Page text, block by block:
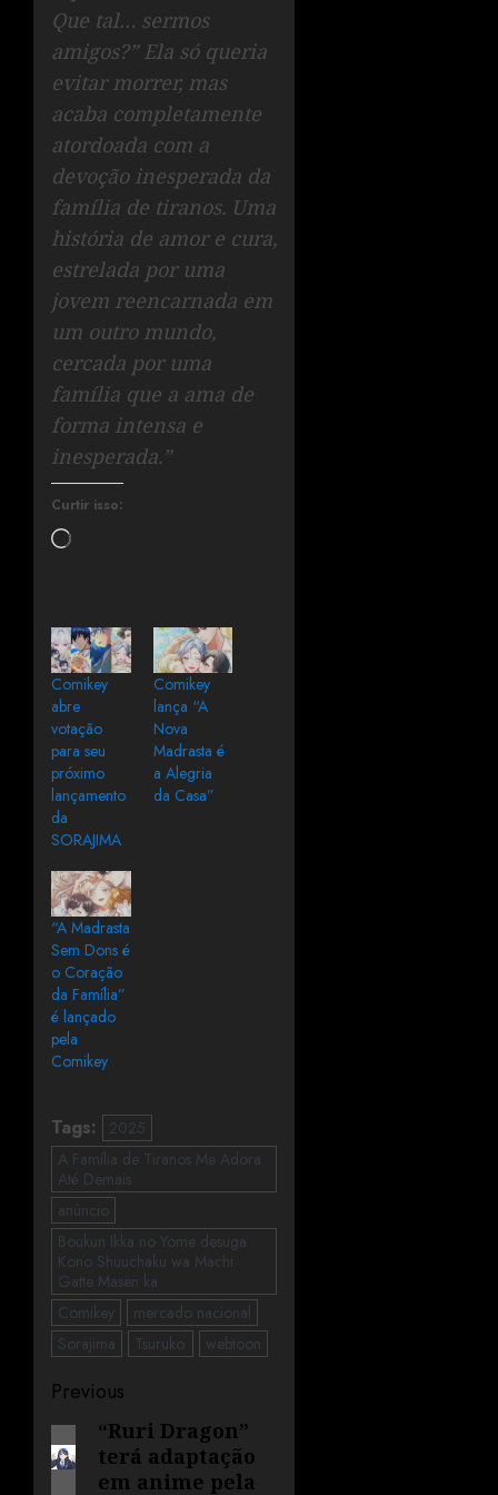
Que tal… sermos
amigos?” Ela só queria
evitar morrer, mas
acaba completamente
atordoada com a
devoção inesperada da
família de tiranos. Uma
história de amor e cura,
estrelada por uma
jovem reencarnada em
um outro mundo,
cercada por uma
família que a ama de
forma intensa e
inesperada.”
Curtir isso:
Comikey
abre
votação
para seu
próximo
lançamento
da
SORAJIMA
Comikey
lança “A
Nova
Madrasta é
a Alegria
da Casa”
“A Madrasta
Sem Dons é
o Coração
da Família”
é lançado
pela
Comikey
Tags:
2025
A Família de Tiranos Me Adora
Até Demais
anúncio
Boukun Ikka no Yome desuga
Kono Shuuchaku wa Machi
Gatte Masen ka
Comikey
mercado nacional
Sorajima
Tsuruko. webtoon
Previous
“Ruri Dragon”
terá adaptação
em anime pela